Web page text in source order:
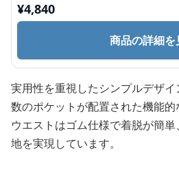
¥4,840
商品の詳細を
実用性を重視したシンプルデザ
数のポケットが配置された機能的
ウエストはゴム仕様で着脱が簡
地を実現しています。